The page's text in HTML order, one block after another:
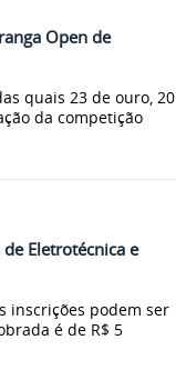
Open de
quais 23 de ouro, 20
da competição
Eletrotécnica e
inscrições podem ser
é de R$ 5